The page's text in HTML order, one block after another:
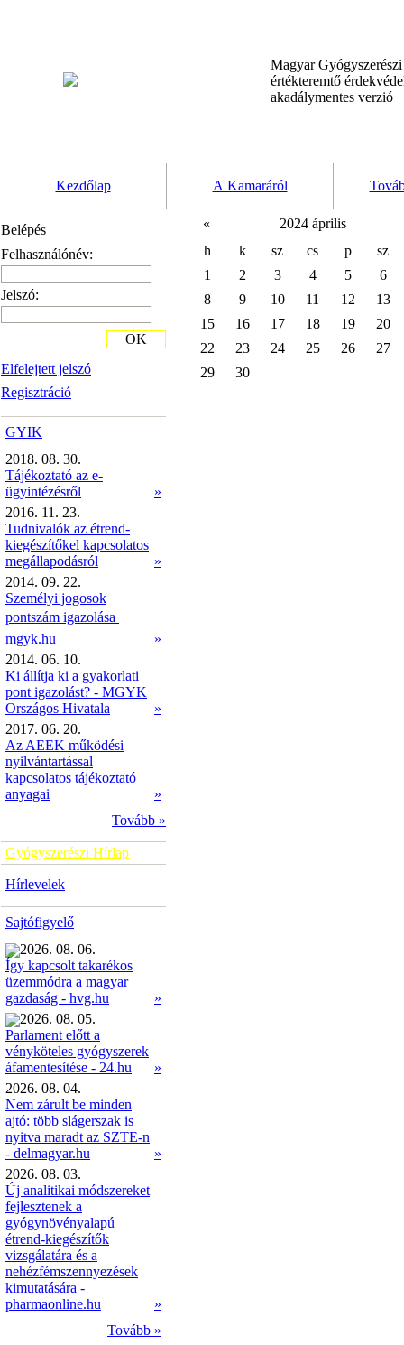
Magyar
értékteremtő
akadálymentes verzió
Kezdőlap A Kamaráról
Belépés
Felhasználónév:
Jelszó:
Elfelejtett jelszó
Regisztráció
OK
GYIK
2018. 08. 30.
Tájékoztató az e-
ügyintézésről
»
2016. 11. 23.
Tudnivalók az étrend-
kiegészítőkel kapcsolatos
megállapodásról
»
2014. 09. 22.
Személyi jogosok
pontszám igazolása 
mgyk.hu
»
2014. 06. 10.
Ki állítja ki a gyakorlati
pont igazolást? - MGYK
Országos Hivatala
»
2017. 06. 20.
Az AEEK működési
nyilvántartással
kapcsolatos tájékoztató
anyagai
»
Tovább »
Gyógyszerészi Hírlap
Hírlevelek
Sajtófigyelő
2026. 08. 06.
Így kapcsolt takarékos
üzemmódra a magyar
gazdaság - hvg.hu
»
2026. 08. 05.
Parlament előtt a
vényköteles gyógyszerek
áfamentesítése - 24.hu
»
2026. 08. 04.
Nem zárult be minden
ajtó: több slágerszak is
nyitva maradt az SZTE-n
- delmagyar.hu
»
2026. 08. 03.
Új analitikai módszereket
fejlesztenek a
gyógynövényalapú
étrend-kiegészítők
vizsgálatára és a
nehézfémszennyezések
kimutatására -
pharmaonline.hu
»
Tovább »
«
2024 április
h
k sz cs p
sz
1
2 3 4 5
6
8
9 10 11 12
13
15
16 17 18 19
20
22
23 24 25 26
27
29
30